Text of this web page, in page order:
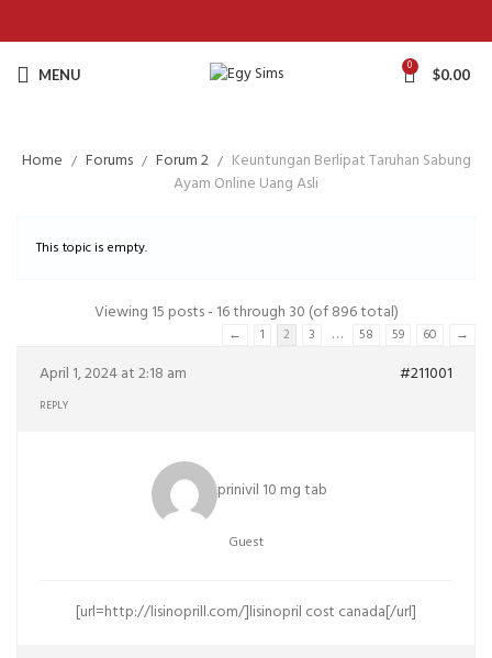
MENU 0 $0.00
Home Forums Forum 2
Keuntungan Berlipat Taruhan Sabung
Ayam Online Uang Asli
This topic is empty.
Viewing 15 posts - 16 through 30 (of 896 total)
← 1 2 3 … 58 59 60 →
April 1, 2024 at 2:18 am #211001
REPLY
prinivil 10 mg tab
Guest
[url=http://lisinoprill.com/]lisinopril cost canada[/url]